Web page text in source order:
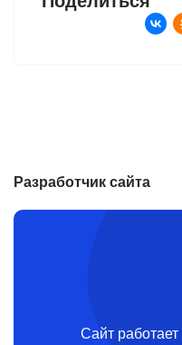
Разработчик сайта
Сайт